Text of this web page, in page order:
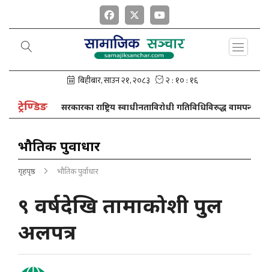
ट्रेण्डिङसरकारका राष्ट्रिय स्वाधीनताविरोधी गतिविधिविरुद्ध वामपन्थी
भौतिक पुर्वाधार
गृहपृष्ठ भौतिक पुर्वाधार
९ वर्षदेखि तामाकोशी पुल
अलपत्र